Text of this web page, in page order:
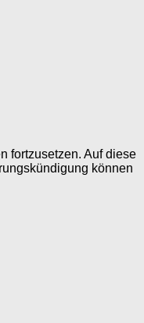
fortzusetzen. Auf diese
können